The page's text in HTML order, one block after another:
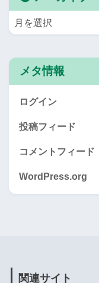
メタ情報
ログイン
投稿フィード
コメントフィード
WordPress.org
関連サイト